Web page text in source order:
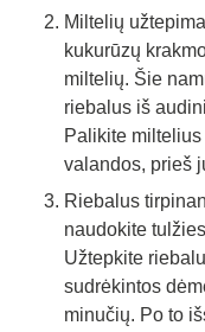
Miltelių
kukurūzų
miltelių. Šie
riebalus iš
Palikite
valandos, prieš
Riebalus
naudokite
Užtepkite
sudrėkintos
minučių. Po to